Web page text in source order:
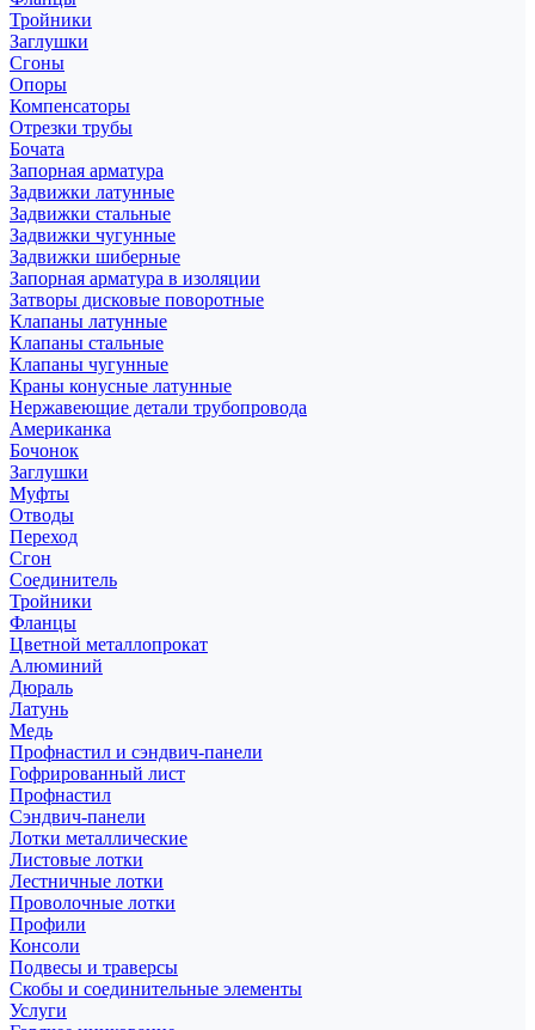
Тройники
Заглушки
Сгоны
Опоры
Компенсаторы
Отрезки трубы
Бочата
Запорная арматура
Задвижки латунные
Задвижки стальные
Задвижки чугунные
Задвижки шиберные
Запорная арматура в изоляции
Затворы дисковые поворотные
Клапаны латунные
Клапаны стальные
Клапаны чугунные
Краны конусные латунные
Нержавеющие детали трубопровода
Американка
Бочонок
Заглушки
Муфты
Отводы
Переход
Сгон
Соединитель
Тройники
Фланцы
Цветной металлопрокат
Алюминий
Дюраль
Латунь
Медь
Профнастил и сэндвич-панели
Гофрированный лист
Профнастил
Сэндвич-панели
Лотки металлические
Листовые лотки
Лестничные лотки
Проволочные лотки
Профили
Консоли
Подвесы и траверсы
Скобы и соединительные элементы
Услуги